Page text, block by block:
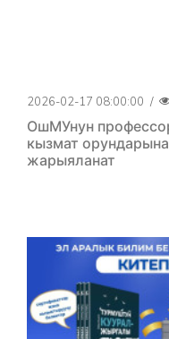
2026-02-17 08:00:00 /
ОшМУнун
кызмат
жарыяланат